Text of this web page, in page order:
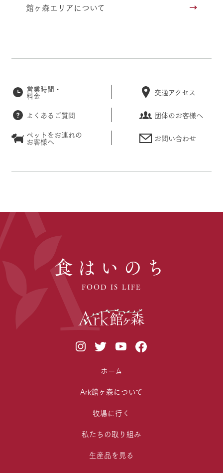
館ヶ森エリアについて
営業時間・
料金 交通アクセス
よくあるご質問
団体のお客様へ
ペットをお連れの
お客様へ お問い合わせ
食はいのち
FOOD IS LIFE
ホーム
Ark館ヶ森について
牧場に行く
私たちの取り組み
生産品を見る